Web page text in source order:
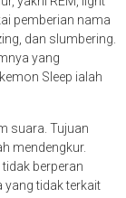
pemberian nama
dan slumbering.
yang
Sleep ialah
suara. Tujuan
mendengkur.
berperan
yang tidak terkait